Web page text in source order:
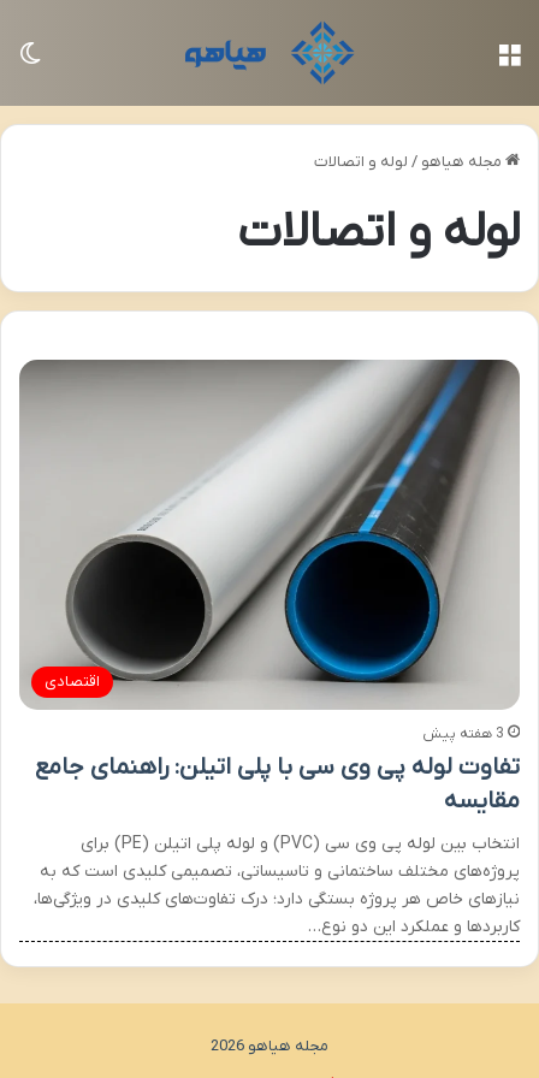
مجله هیاهو / لوله و اتصالات
لوله و اتصالات
اقتصادی
3 هفته پیش
تفاوت لوله پی وی سی با پلی اتیلن: راهنمای جامع
مقایسه
انتخاب بین لوله پی وی سی (PVC) و لوله پلی اتیلن (PE) برای
پروژه‌های مختلف ساختمانی و تاسیساتی، تصمیمی کلیدی است که به
نیازهای خاص هر پروژه بستگی دارد؛ درک تفاوت‌های کلیدی در ویژگی‌ها،
کاربردها و عملکرد این دو نوع…
مجله هیاهو 2026